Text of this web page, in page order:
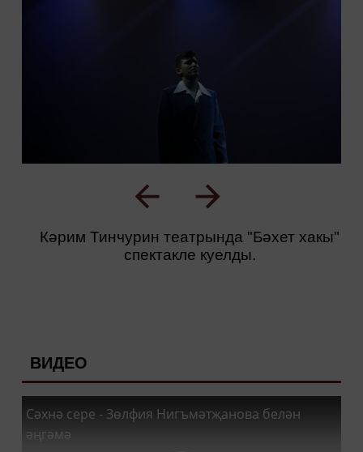
Кәрим Тинчурин театрында "Бәхет хакы"
спектакле куелды.
ВИДЕО
Сәхнә сере - Зөлфия Нигъмәтҗанова белән
әңгәмә